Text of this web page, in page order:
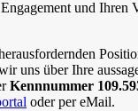
und Ihren
uns über Ihre
Kennnummer
oder per eMail.